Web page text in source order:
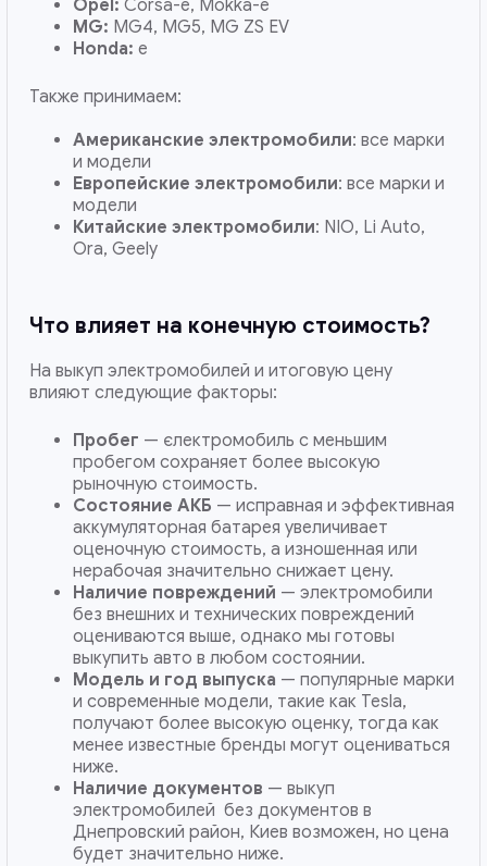
Opel:Corsa-e, Mokka-e
MG: MG4, MG5, MG ZS EV
Honda:e
Также принимаем:
Американские электромобили: все марки
и модели
Европейские электромобили: все марки и
модели
Китайские электромобили: NIO, Li Auto,
Ora, Geely
Что влияет на конечную стоимость?
На выкуп электромобилей и итоговую цену
влияют следующие факторы:
Пробег — єлектромобиль с меньшим
пробегом сохраняет более высокую
рыночную стоимость.
Состояние АКБ — исправная и эффективная
аккумуляторная батарея увеличивает
оценочную стоимость, а изношенная или
нерабочая значительно снижает цену.
Наличие повреждений — электромобили
без внешних и технических повреждений
оцениваются выше, однако мы готовы
выкупить авто в любом состоянии.
Модель и год выпуска — популярные марки
и современные модели, такие как Tesla,
получают более высокую оценку, тогда как
менее известные бренды могут оцениваться
ниже.
Наличие документов — выкуп
электромобилей без документов в
Днепровский район, Киев возможен, но цена
будет значительно ниже.